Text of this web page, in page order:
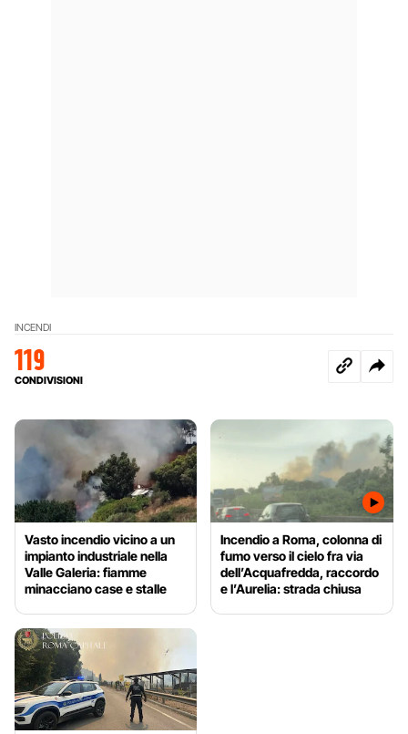
INCENDI
119
CONDIVISIONI
Vasto incendio vicino a un
impianto industriale nella
Valle Galeria: fiamme
minacciano case e stalle
Incendio a Roma, colonna di
fumo verso il cielo fra via
dell’Acquafredda, raccordo
e l’Aurelia: strada chiusa